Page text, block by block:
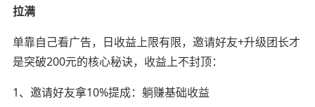
拉满
单靠自己看广告，日收益上限有限，邀请好友+升级团长才
是突破200元的核心秘诀，收益上不封顶：
1、邀请好友拿10%提成：躺赚基础收益